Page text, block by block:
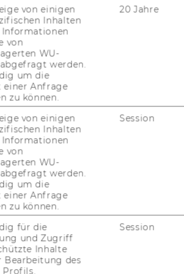
sich in For­schung
der Un­ter­neh­mens­
und prak­tisch re­le­
die ad­äqua­te Ge­stal­
Ma­nage­ment Sys­
- in un­ter­
Fa­mi­li­en­un­ter­neh­men,
über die Un­
Ma­nage­ment von
fi­nanz­wirt­
Ab­sol­vent/inn/en
von einigen
Inhalten
Informationen
von
WU-
werden.
um die
einer Anfrage
zu können.
20 Jahre
von einigen
Inhalten
Informationen
von
WU-
werden.
um die
einer Anfrage
zu können.
Session
für die
und Zugriff
Inhalte
Bearbeitung des
Profils.
Session